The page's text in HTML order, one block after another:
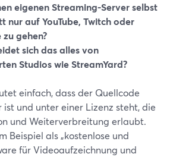
eigenen Streaming-Server selbst
nur auf YouTube, Twitch oder
gehen?
sich das alles von
Studios wie StreamYard?
einfach, dass der Quellcode
und unter einer Lizenz steht, die
und Weiterverbreitung erlaubt.
Beispiel als „kostenlose und
für Videoaufzeichnung und